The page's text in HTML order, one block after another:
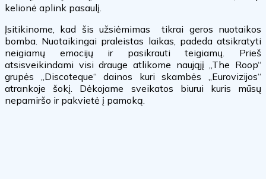
kelionė aplink pasaulį.
Įsitikinome, kad šis užsiėmimas tikrai geros nuotaikos
bomba. Nuotaikingai praleistas laikas, padeda atsikratyti
neigiamų emocijų ir pasikrauti teigiamų. Prieš
atsisveikindami visi drauge atlikome naująjį „The Roop“
grupės „Discoteque“ dainos kuri skambės „Eurovizijos“
atrankoje šokį. Dėkojame sveikatos biurui kuris mūsų
nepamiršo ir pakvietė į pamoką.